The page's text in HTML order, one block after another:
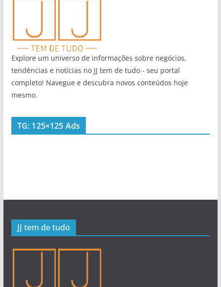
Explore um universo de informações sobre negócios,
tendências e notícias no JJ tem de tudo - seu portal
completo! Navegue e descubra novos conteúdos hoje
mesmo.
TG: 125×125 Ads
JJ tem de tudo